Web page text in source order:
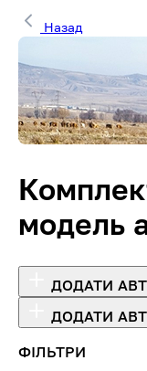
Назад
модель
ДОДАТИ
ДОДАТИ
ФІЛЬТРИ